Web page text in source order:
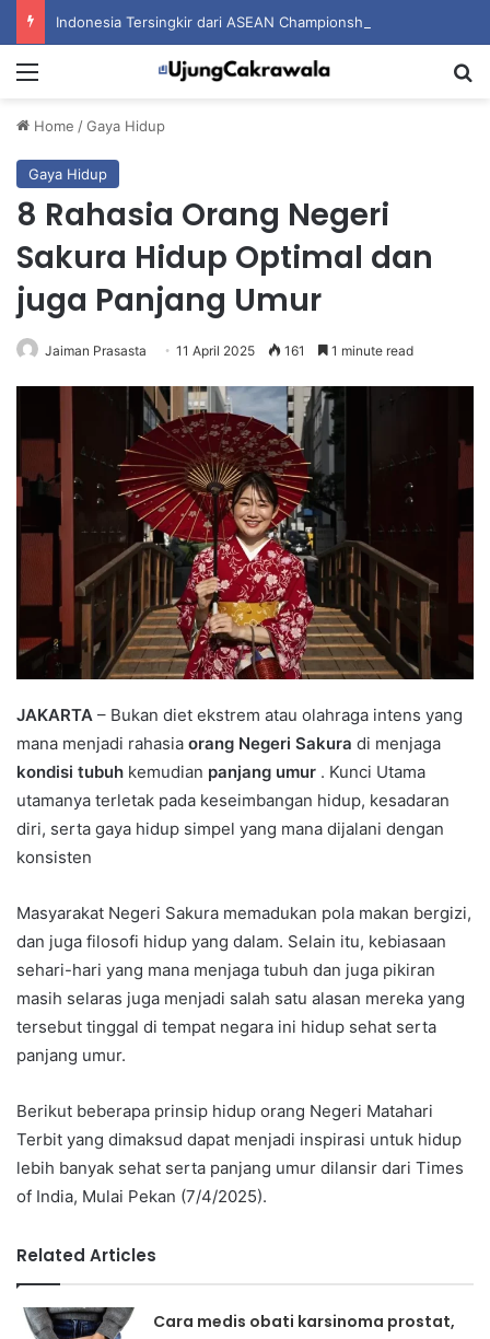
Home /Gaya Hidup
Gaya Hidup
8 Rahasia Orang Negeri
Sakura Hidup Optimal dan
juga Panjang Umur
Jaiman Prasasta 11 April 2025 161 1 minute read
JAKARTA – Bukan diet ekstrem atau olahraga intens yang
mana menjadi rahasia orang Negeri Sakura di menjaga
kondisi tubuh kemudian panjang umur . Kunci Utama
utamanya terletak pada keseimbangan hidup, kesadaran
diri, serta gaya hidup simpel yang mana dijalani dengan
konsisten
Masyarakat Negeri Sakura memadukan pola makan bergizi,
dan juga filosofi hidup yang dalam. Selain itu, kebiasaan
sehari-hari yang mana menjaga tubuh dan juga pikiran
masih selaras juga menjadi salah satu alasan mereka yang
tersebut tinggal di tempat negara ini hidup sehat serta
panjang umur.
Berikut beberapa prinsip hidup orang Negeri Matahari
Terbit yang dimaksud dapat menjadi inspirasi untuk hidup
lebih banyak sehat serta panjang umur dilansir dari Times
of India, Mulai Pekan (7/4/2025).
Related Articles
Cara medis obati karsinoma prostat,